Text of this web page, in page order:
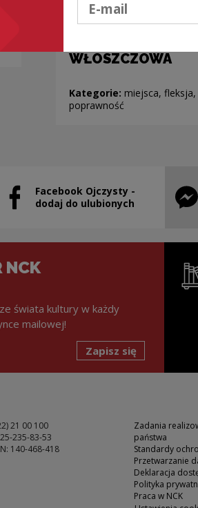
Nazwy
o nieoczywistej
WŁOSZCZOWA
Kategorie: miejsca, fleksja,
poprawność
oknie
Facebook Ojczysty -
dodaj do ulubionych
Uwaga, link zostanie otwarty w
NCK
świata kultury w każdy
mailowej!
Zapisz się
21 00 100
235-83-53
140-468-418
Zadania
państwa
Standardy
Przetwarzanie
Deklaracja
Polityka
Praca w NCK